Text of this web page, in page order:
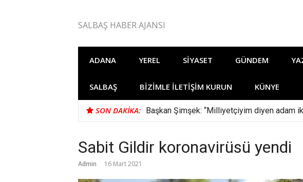
SALBAŞ HABER AJANSI
ADANA YEREL SIYASET GÜNDEM
SALBAŞ BIZIMLE İLETIŞIM KURUN KÜNYE
SON DAKIKA: Başkan Şimşek: “Milliyetçiyim diyen adam
Sabit Gildir koronavirüsü yendi
Admin 16 Mart 2021